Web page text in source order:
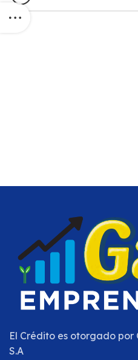
El Crédito es otorgado por
S.A